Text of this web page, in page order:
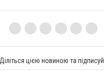
Діліться цією новиною та